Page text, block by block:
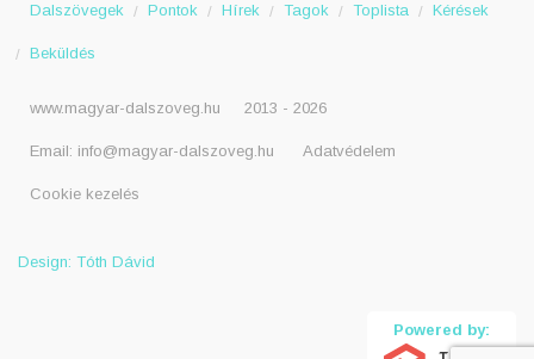
Dalszövegek Pontok Hírek Tagok Toplista Kérések
Beküldés
www.magyar-dalszoveg.hu 2013 - 2026
Email: info@magyar-dalszoveg.hu Adatvédelem
Cookie kezelés
Design: Tóth Dávid
Powered by: